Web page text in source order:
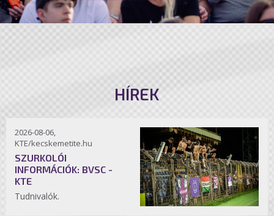
HÍREK
2026-08-06,
KTE/kecskemetite.hu
SZURKOLÓI
INFORMÁCIÓK: BVSC -
KTE
Tudnivalók.